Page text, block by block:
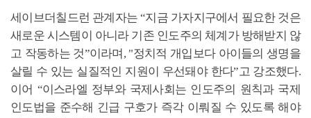
세이브더칠드런 관계자는 “지금 가자지구에서 필요한 것은
새로운 시스템이 아니라 기존 인도주의 체계가 방해받지 않
고 작동하는 것”이라며, "정치적 개입보다 아이들의 생명을
살릴 수 있는 실질적인 지원이 우선돼야 한다”고 강조했다.
이어 “이스라엘 정부와 국제사회는 인도주의 원칙과 국제
인도법을 준수해 긴급 구호가 즉각 이뤄질 수 있도록 해야